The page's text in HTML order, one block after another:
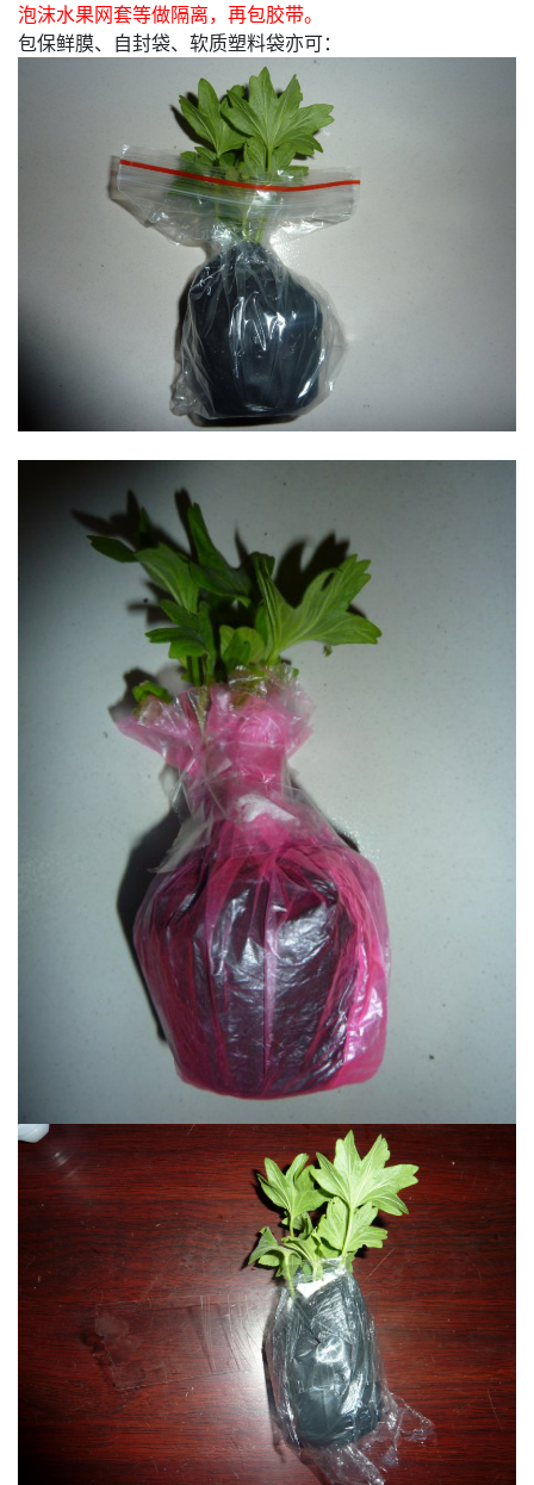
泡沫水果网套等做隔离，再包胶带。
包保鲜膜、自封袋、软质塑料袋亦可：